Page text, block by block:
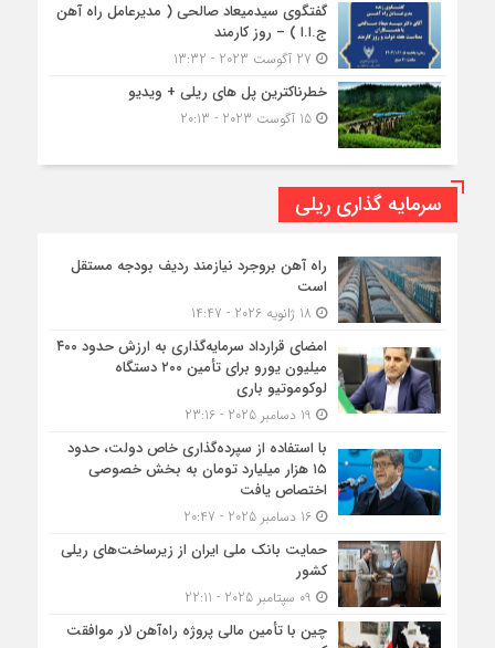
گفتگوی سیدمیعاد صالحی ( مدیرعامل راه آهن
ج.ا.ا ) – روز کارمند
خطرناکترین پل های ریلی + ویدیو
15 آگوست 2023 - 20:13
سرمایه گذاری ریلی
راه آهن بروجرد نیازمند ردیف بودجه مستقل
است
امضای قرارداد سرمایه‌گذاری به ارزش حدود ۴۰۰
میلیون یورو برای تأمین ۲۰۰ دستگاه
لوکوموتیو باری
با استفاده از سپرده‌گذاری خاص دولت، حدود
۱۵ هزار میلیارد تومان به بخش خصوصی
اختصاص یافت
16 دسامبر 2025 - 20:47
حمایت بانک ملی ایران از زیرساخت‌های ریلی
کشور
چین با تأمین مالی پروژه راه‌آهن لار موافقت